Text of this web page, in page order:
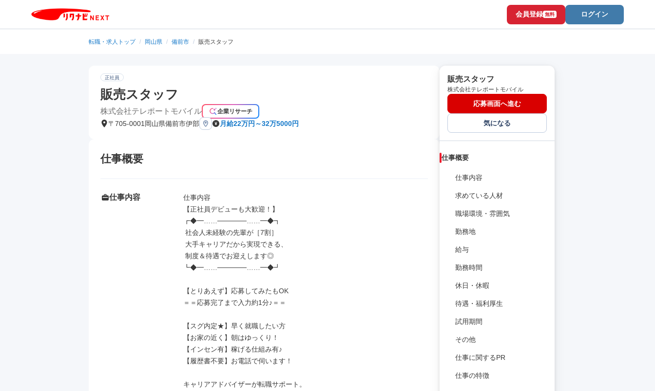
会員登録 無料 ログイン
転職・求人トップ / 岡山県 / 備前市 / 販売スタッフ
正社員
販売スタッフ
株式会社テレポートモバイル 企業リサーチ
〒705-0001岡山県備前市伊部 月給22万円～32万5000円
仕事概要
仕事内容
仕事内容
【正社員デビューも大歓迎！】
┏◆━……──────……━◆┓
┗◆━……──────……━◆┛
【とりあえず】応募してみたもOK
＝＝応募完了まで入力約1分♪＝＝
【スグ内定★】早く就職したい方
【お家の近く】朝はゆっくり！
【インセン有】稼げる仕組み有♪
【履歴書不要】お電話で伺います！
キャリアアドバイザーが転職サポート。
販売スタッフ
株式会社テレポートモバイル
応募画面へ進む
気になる
仕事概要
仕事内容
求めている人材
職場環境・雰囲気
勤務地
給与
勤務時間
休日・休暇
待遇・福利厚生
試用期間
その他
仕事に関するPR
仕事の特徴